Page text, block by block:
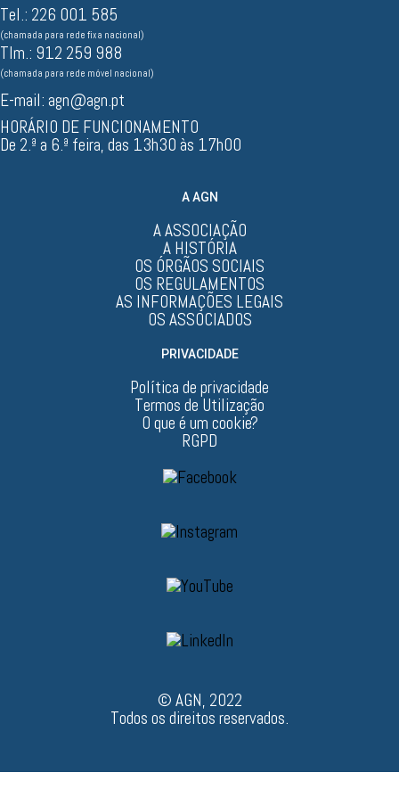
Tel.: 226 001 585
(chamada para rede fixa nacional)
Tlm.: 912 259 988
(chamada para rede móvel nacional)
E-mail: agn@agn.pt
HORÁRIO DE FUNCIONAMENTO
De 2.ª a 6.ª feira, das 13h30 às 17h00
A AGN
A ASSOCIAÇÃO
A HISTÓRIA
OS ÓRGÃOS SOCIAIS
OS REGULAMENTOS
AS INFORMAÇÕES LEGAIS
OS ASSOCIADOS
PRIVACIDADE
Política de privacidade
Termos de Utilização
O que é um cookie?
RGPD
© AGN, 2022
Todos os direitos reservados.